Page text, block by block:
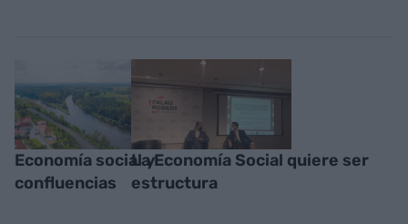
Economía social y
confluencias
La Economía Social quiere ser
estructura